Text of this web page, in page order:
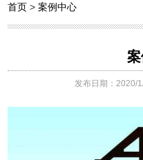
首页 >案例中心
发布日期：2020/